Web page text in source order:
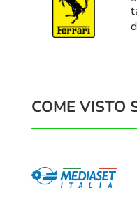
COME VISTO